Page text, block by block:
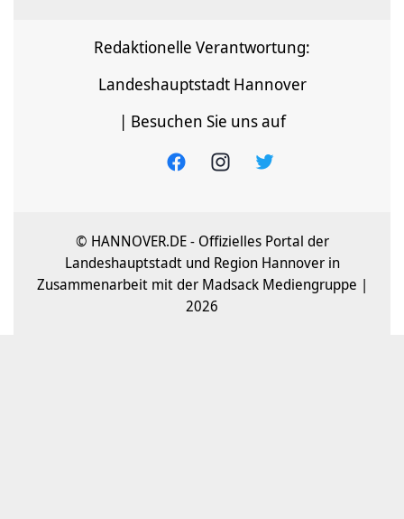
Redaktionelle Verantwortung:
Landeshauptstadt Hannover
| Besuchen Sie uns auf
© HANNOVER.DE - Offizielles Portal der
Landeshauptstadt und Region Hannover in
Zusammenarbeit mit der Madsack Mediengruppe |
2026